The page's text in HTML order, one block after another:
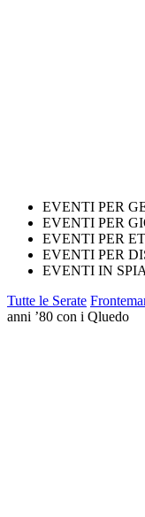
EVENTI PER
EVENTI PER
EVENTI PER
EVENTI PER
EVENTI IN
Tutte le Serate
anni ’80 con i Qluedo